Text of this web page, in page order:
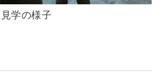
見学の様子